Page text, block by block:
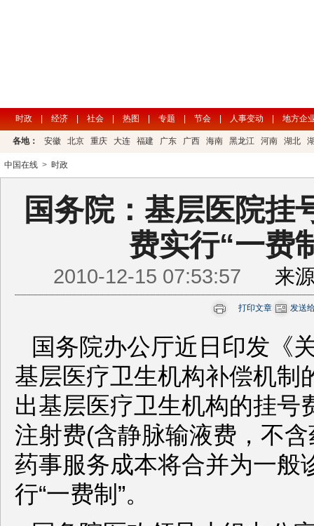
时政 经济 社会 热图 专题 节会 人事变动 地方企
各地： 安徽 北京 重庆 大连 福建 广东 广西 海南 黑龙江 河南 湖北
中国在线 > 时政
国务院：基层医院挂
费实行“一费
2010-12-15 07:53:57 来
打印文章 发送
国务院办公厅近日印发《
基层医疗卫生机构补偿机制
出基层医疗卫生机构的挂号
注射费(含静脉输液费，不
药事服务成本将合并为一般
行“一费制”。